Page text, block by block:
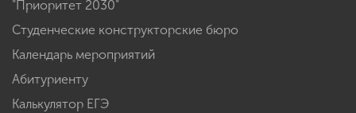
"Приоритет 2030"
Студенческие конструкторские бюро
Календарь мероприятий
Абитуриенту
Калькулятор ЕГЭ